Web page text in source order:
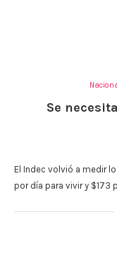
Se
El Indec volvió a medir
por día para vivir y $173